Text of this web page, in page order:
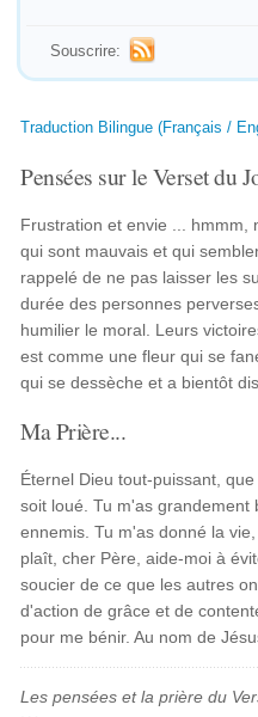
Souscrire:
Traduction Bilingue (Français /
Pensées sur le Verset du
Frustration et envie ... hmmm,
qui sont mauvais et qui
rappelé de ne pas laisser les
durée des personnes
humilier le moral. Leurs
est comme une fleur qui se
qui se dessèche et a bientôt
Ma Prière...
Éternel Dieu tout-puissant,
soit loué. Tu m'as
ennemis. Tu m'as donné la
plaît, cher Père, aide-moi à
soucier de ce que les autres
d'action de grâce et de
pour me bénir. Au nom de
Les pensées et la prière du